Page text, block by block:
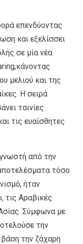
επενδύοντας
και εξελίσσει
σε μία νέα
μελιού και της
Η σειρά
ταινίες
τις ευαίσθητες
από την
τόσο
ήταν
τις Αραβικές
Σύμφωνα με
την
την ζάχαρη